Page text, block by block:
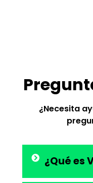
¿Necesita
¿Qué es